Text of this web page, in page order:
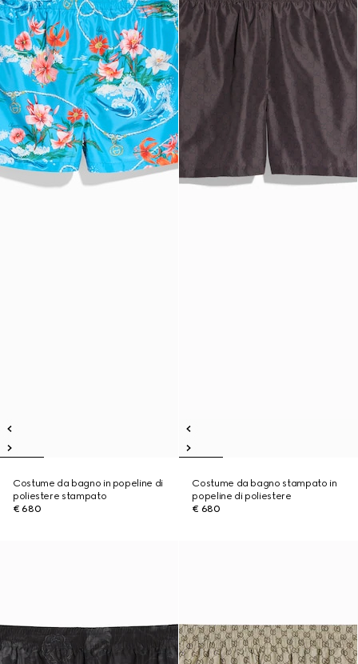
Costume da bagno in popeline di
poliestere stampato
€ 680
Costume da bagno stampato in
popeline di poliestere
€ 680